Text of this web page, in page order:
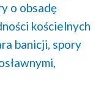
o obsadę
kościelnych
banicji, spory